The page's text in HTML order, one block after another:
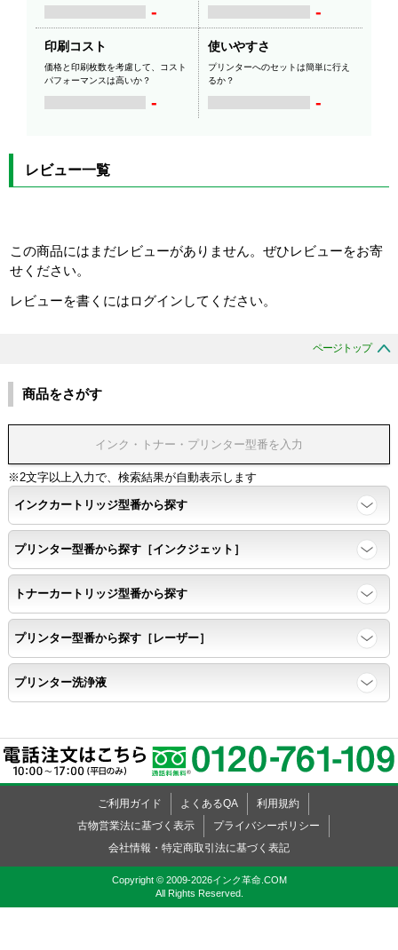
- -
印刷コスト
価格と印刷枚数を考慮して、コスト
パフォーマンスは高いか？
-
使いやすさ
プリンターへのセットは簡単に行え
るか？
-
レビュー一覧
この商品にはまだレビューがありません。ぜひレビューをお寄
せください。
レビューを書くにはログインしてください。
ページトップ
商品をさがす
※2文字以上入力で、検索結果が自動表示します
インクカートリッジ型番から探す
プリンター型番から探す［インクジェット］
トナーカートリッジ型番から探す
プリンター型番から探す［レーザー］
プリンター洗浄液
ご利用ガイド よくあるQA
利用規約
古物営業法に基づく表示
プライバシーポリシー
会社情報・特定商取引法に基づく表記
Copyright © 2009-2026インク革命.COM
All Rights Reserved.